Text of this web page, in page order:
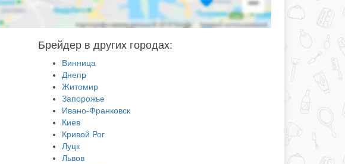
Брейдер в других городах:
Винница
Днепр
Житомир
Запорожье
Ивано-Франковск
Киев
Кривой Рог
Луцк
Львов